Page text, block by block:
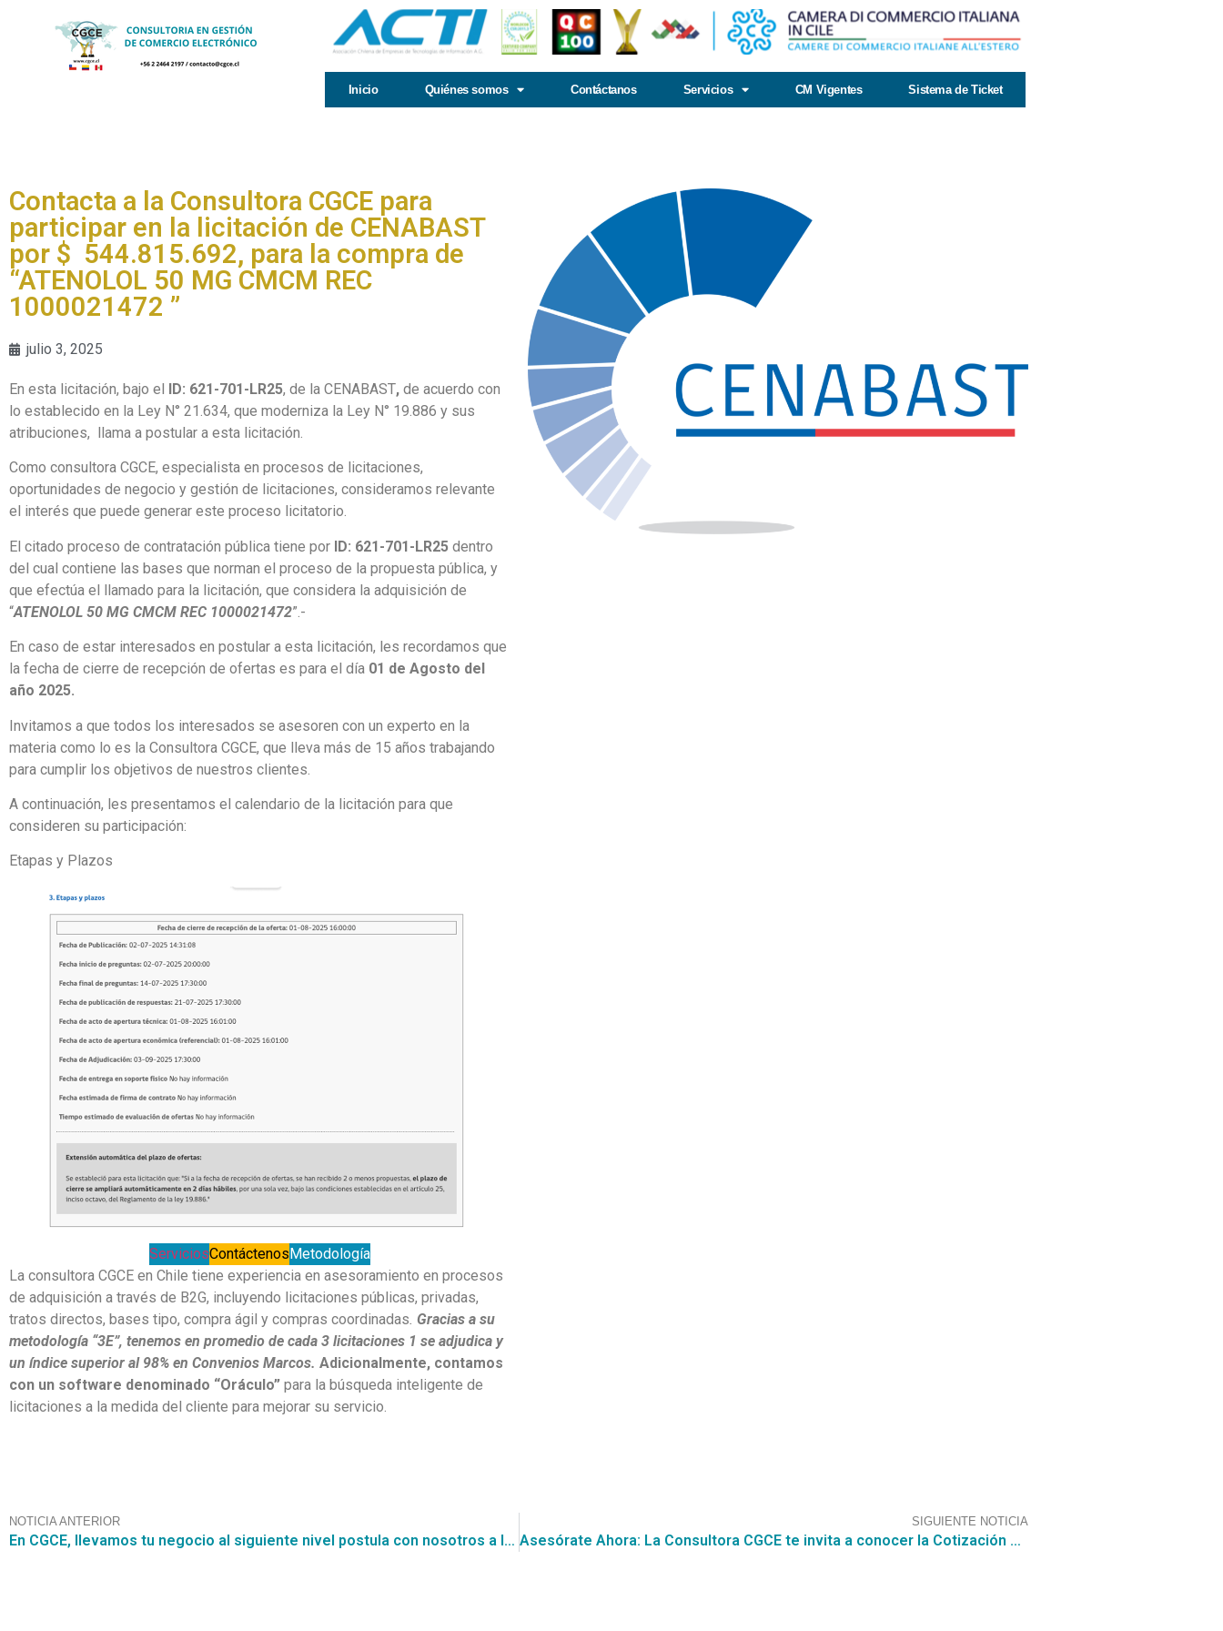
Inicio Quiénes somos Contáctanos Servicios CM Vigentes Sistema de Ticket
Contacta a la Consultora CGCE para
participar en la licitación de CENABAST
por $ 544.815.692, para la compra de
“ATENOLOL 50 MG CMCM REC
1000021472 ”
julio 3, 2025
En esta licitación, bajo el ID: 621-701-LR25, de la CENABAST, de acuerdo con
lo establecido en la Ley N° 21.634, que moderniza la Ley N° 19.886 y sus
atribuciones, llama a postular a esta licitación.
Como consultora CGCE, especialista en procesos de licitaciones,
oportunidades de negocio y gestión de licitaciones, consideramos relevante
el interés que puede generar este proceso licitatorio.
El citado proceso de contratación pública tiene por ID: 621-701-LR25 dentro
del cual contiene las bases que norman el proceso de la propuesta pública, y
que efectúa el llamado para la licitación, que considera la adquisición de
“ATENOLOL 50 MG CMCM REC 1000021472”.-
En caso de estar interesados en postular a esta licitación, les recordamos que
la fecha de cierre de recepción de ofertas es para el día 01 de Agosto del
año 2025.
Invitamos a que todos los interesados se asesoren con un experto en la
materia como lo es la Consultora CGCE, que lleva más de 15 años trabajando
para cumplir los objetivos de nuestros clientes.
A continuación, les presentamos el calendario de la licitación para que
consideren su participación:
Etapas y Plazos
ServiciosContáctenosMetodología
La consultora CGCE en Chile tiene experiencia en asesoramiento en procesos
de adquisición a través de B2G, incluyendo licitaciones públicas, privadas,
tratos directos, bases tipo, compra ágil y compras coordinadas. Gracias a su
metodología “3E”, tenemos en promedio de cada 3 licitaciones 1 se adjudica y
un índice superior al 98% en Convenios Marcos. Adicionalmente, contamos
con un software denominado “Oráculo” para la búsqueda inteligente de
licitaciones a la medida del cliente para mejorar su servicio.
NOTICIA ANTERIOR
En CGCE, llevamos tu negocio al siguiente nivel postula con nosotros a los Convenios Marco y podrás participar de las Grandes Compras, tales como la recientemente encontrada para la “Adquisición Licencia Google Workspace Plus” para la Universidad de Santiago de Chile, con un presupuesto de U$ 328.440,00.-
SIGUIENTE NOTICIA
Asesórate Ahora: La Consultora CGCE te invita a conocer la Cotización para la JUNTA NACIONAL DE JARDINES INFANTILES denominada “PROYECTO IMPLEMENTACIÓN SISTEMA ASESORÍA EDUCATIVA – ESCRITORIO DIGITAL”, por un valor estimado de UF 2.615,00.-